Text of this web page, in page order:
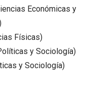
Económicas y
Físicas)
y Sociología)
y Sociología)